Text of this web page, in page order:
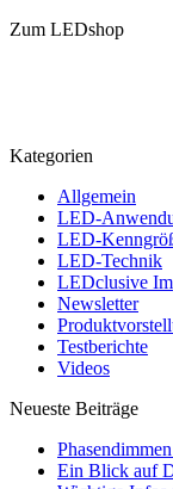
Zum LEDshop
Kategorien
Allgemein
LED-
LED-
LED-Technik
LEDclusive
Newsletter
Testberichte
Videos
Neueste Beiträge
Ein Blick auf